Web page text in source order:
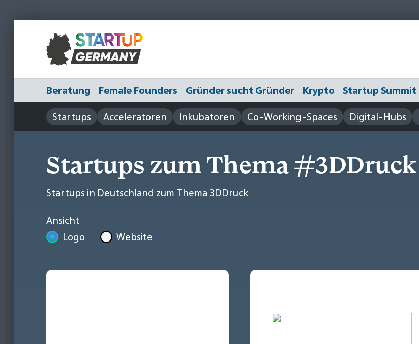
Beratung Female Founders Gründer sucht Gründer Krypto
Startup Summit
Startups
Acceleratoren Inkubatoren Co-Working-Spaces Digital-Hubs
Startups zum Thema #3DDruck
Startups in Deutschland zum Thema 3DDruck
Ansicht
Logo
Website